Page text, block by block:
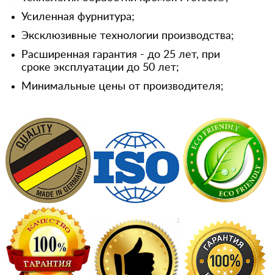
Усиленная фурнитура;
Эксклюзивные технологии производства;
Расширенная гарантия - до 25 лет, при
сроке эксплуатации до 50 лет;
Минимальные цены от производителя;